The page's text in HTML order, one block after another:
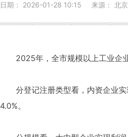
日期： 2026-01-28 10:15 来源： 北京
2025年，全市规模以上工业企
分登记注册类型看，内资企业
4.0%。